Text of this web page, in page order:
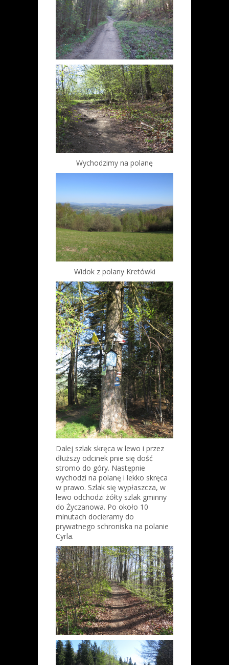
Wychodzimy na polanę
Widok z polany Kretówki
Dalej szlak skręca w lewo i przez
dłuższy odcinek pnie się dość
stromo do góry. Następnie
wychodzi na polanę i lekko skręca
w prawo. Szlak się wypłaszcza, w
lewo odchodzi żółty szlak gminny
do Życzanowa. Po około 10
minutach docieramy do
prywatnego schroniska na polanie
Cyrla.